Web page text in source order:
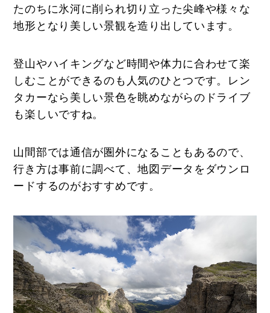
たのちに氷河に削られ切り立った尖峰や様々な
地形となり美しい景観を造り出しています。
登山やハイキングなど時間や体力に合わせて楽
しむことができるのも人気のひとつです。レン
タカーなら美しい景色を眺めながらのドライブ
も楽しいですね。
山間部では通信が圏外になることもあるので、
行き方は事前に調べて、地図データをダウンロ
ードするのがおすすめです。